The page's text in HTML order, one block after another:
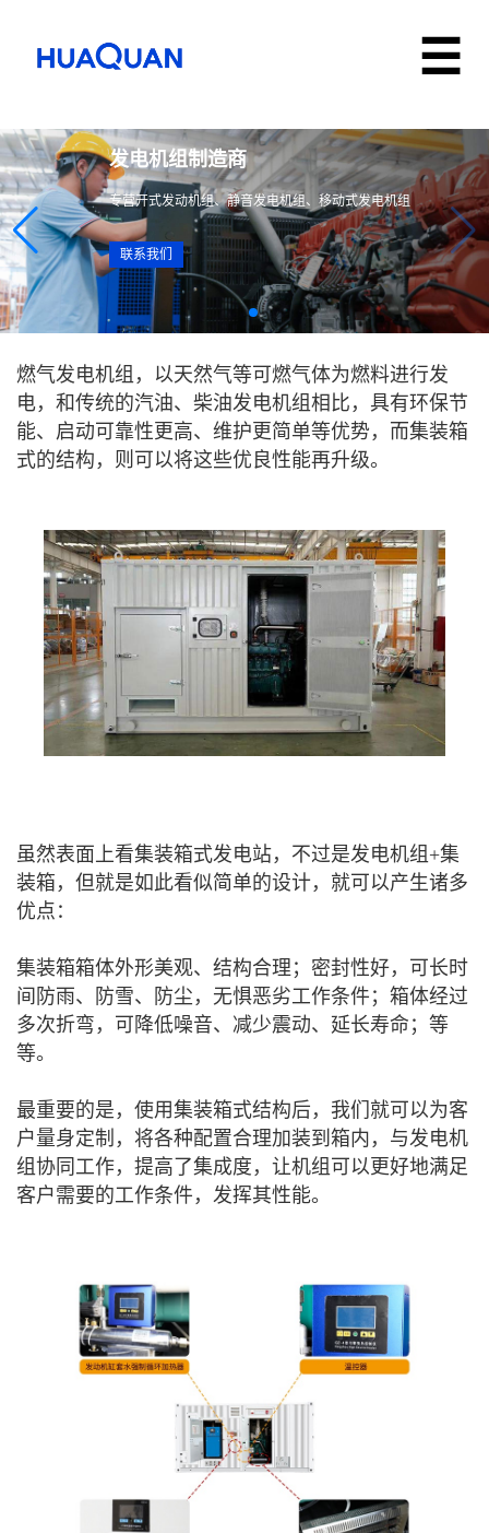
发电机组制造商
专营开式发动机组、静音发电机组、移动式发电机组
联系我们
燃气发电机组，以天然气等可燃气体为燃料进行发
电，和传统的汽油、柴油发电机组相比，具有环保节
能、启动可靠性更高、维护更简单等优势，而集装箱
式的结构，则可以将这些优良性能再升级。
虽然表面上看集装箱式发电站，不过是发电机组+集
装箱，但就是如此看似简单的设计，就可以产生诸多
优点：
集装箱箱体外形美观、结构合理；密封性好，可长时
间防雨、防雪、防尘，无惧恶劣工作条件；箱体经过
多次折弯，可降低噪音、减少震动、延长寿命；等
等。
最重要的是，使用集装箱式结构后，我们就可以为客
户量身定制，将各种配置合理加装到箱内，与发电机
组协同工作，提高了集成度，让机组可以更好地满足
客户需要的工作条件，发挥其性能。